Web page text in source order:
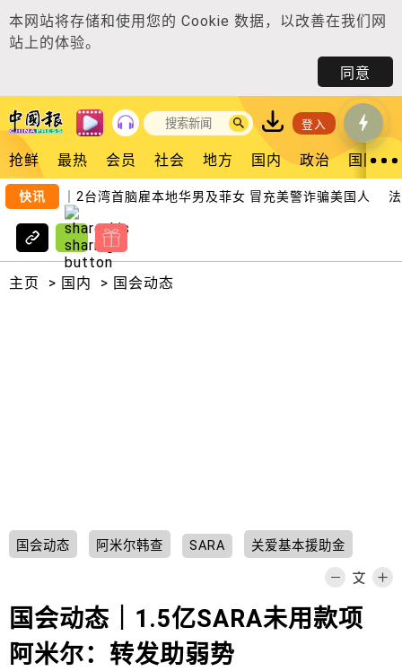
本网站将存储和使用您的 Cookie 数据，以改善在我们网
站上的体验。
同意
登入
抢鲜 最热 会员 社会 地方 国内 政治 国际
快讯
独家｜2台湾首脑雇本地华男及菲女 冒充美警诈骗美国人 法米
主页 > 国内 > 国会动态
国会动态 阿米尔韩查 SARA 关爱基本援助金
国会动态｜1.5亿SARA未用款项
阿米尔：转发助弱势